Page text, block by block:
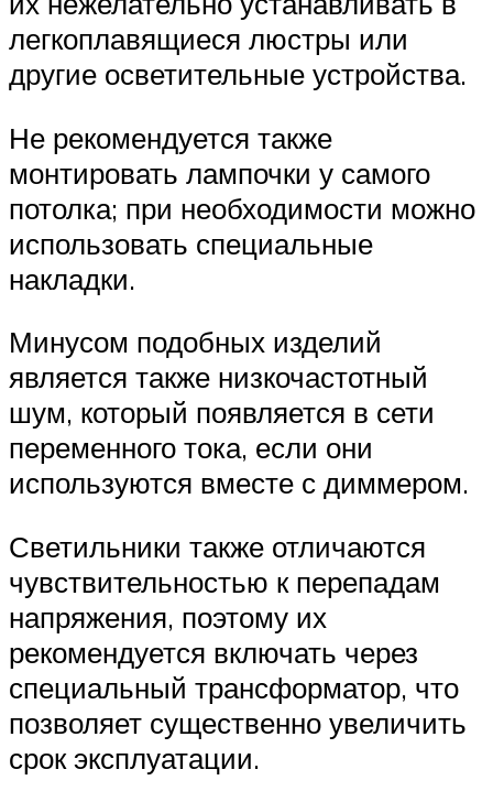
легкоплавящиеся люстры или
другие осветительные устройства.
Не рекомендуется также
монтировать лампочки у самого
потолка; при необходимости можно
использовать специальные
накладки.
Минусом подобных изделий
является также низкочастотный
шум, который появляется в сети
переменного тока, если они
используются вместе с диммером.
Светильники также отличаются
чувствительностью к перепадам
напряжения, поэтому их
рекомендуется включать через
специальный трансформатор, что
позволяет существенно увеличить
срок эксплуатации.